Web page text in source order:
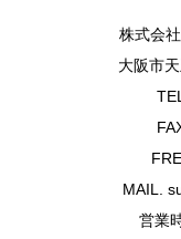
株式会
大阪市
MAIL.
営業